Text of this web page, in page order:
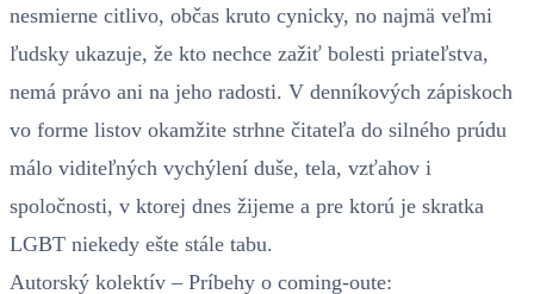
nesmierne citlivo, občas kruto cynicky, no najmä veľmi
ľudsky ukazuje, že kto nechce zažiť bolesti priateľstva,
nemá právo ani na jeho radosti. V denníkových zápiskoch
vo forme listov okamžite strhne čitateľa do silného prúdu
málo viditeľných vychýlení duše, tela, vzťahov i
spoločnosti, v ktorej dnes žijeme a pre ktorú je skratka
LGBT niekedy ešte stále tabu.
Autorský kolektív – Príbehy o coming-oute: